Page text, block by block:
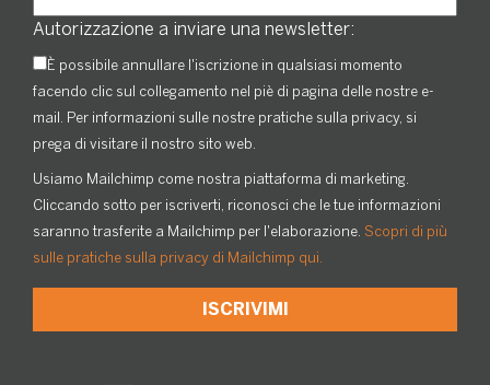
Autorizzazione a inviare una newsletter:
È possibile annullare l'iscrizione in qualsiasi momento
facendo clic sul collegamento nel piè di pagina delle nostre e-
mail. Per informazioni sulle nostre pratiche sulla privacy, si
prega di visitare il nostro sito web.
Usiamo Mailchimp come nostra piattaforma di marketing.
Cliccando sotto per iscriverti, riconosci che le tue informazioni
saranno trasferite a Mailchimp per l'elaborazione. Scopri di più
sulle pratiche sulla privacy di Mailchimp qui.